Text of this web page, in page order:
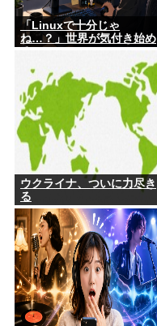
「Linuxで十分じゃ
ね…？」世界が気付き始め
ウクライナ、ついに力尽き
る